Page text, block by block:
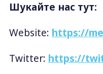
Шукайте нас тут:
Website: https://
Twitter: https://